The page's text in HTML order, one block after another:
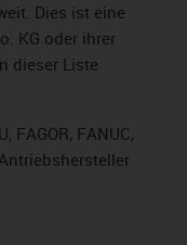
Dies ist eine
KG oder ihrer
dieser Liste
FANUC,